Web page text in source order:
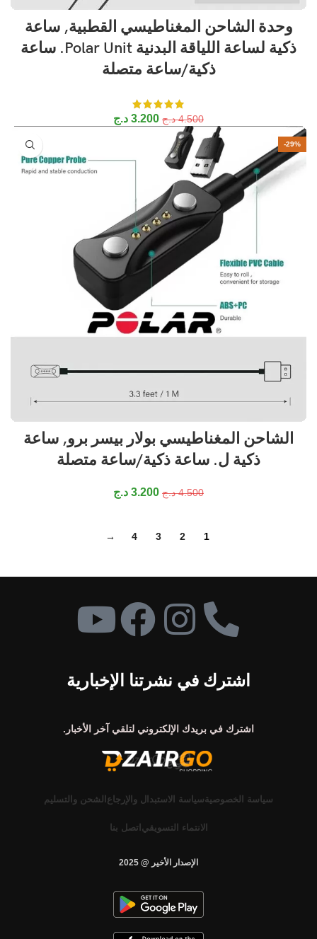
وحدة الشاحن المغناطيسي القطبية, ساعة
ذكية لساعة اللياقة البدنية Polar Unit. ساعة
ذكية/ساعة متصلة
4.500 د.ج 3.200 د.ج
-29%
الشاحن المغناطيسي بولار بيسر برو, ساعة
ذكية ل. ساعة ذكية/ساعة متصلة
4.500 د.ج 3.200 د.ج
1
2
3
4
→
اشترك في نشرتنا الإخبارية
اشترك في بريدك الإلكتروني لتلقي آخر الأخبار.
سياسة الخصوصيةسياسة الاستبدال والإرجاع الشحن والتسليم
الانتماء التسويقي اتصل بنا
الإصدار الأخير @ 2025